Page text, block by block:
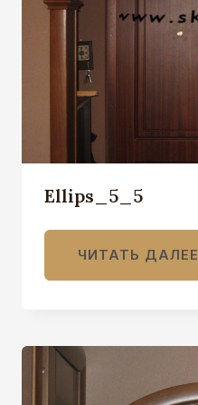
Ellips_5_5
ЧИТАТЬ ДАЛЕЕ